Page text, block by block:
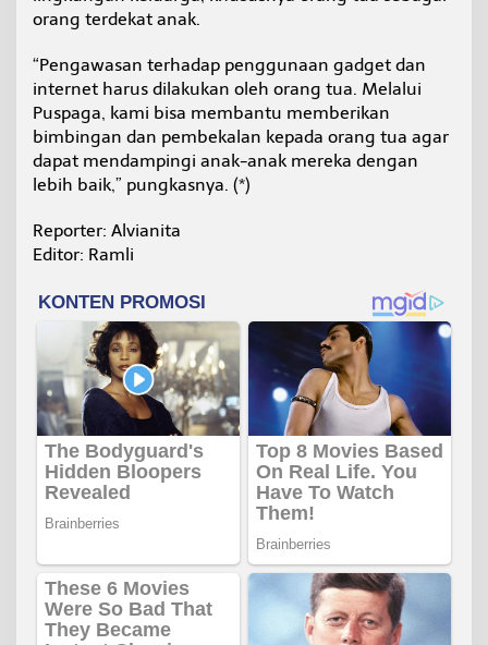
orang terdekat anak.
“Pengawasan terhadap penggunaan gadget dan
internet harus dilakukan oleh orang tua. Melalui
Puspaga, kami bisa membantu memberikan
bimbingan dan pembekalan kepada orang tua agar
dapat mendampingi anak-anak mereka dengan
lebih baik,” pungkasnya. (*)
Reporter: Alvianita
Editor: Ramli